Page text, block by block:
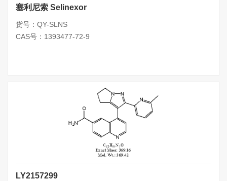
塞利尼索 Selinexor
货号：QY-SLNS
CAS号：1393477-72-9
LY2157299